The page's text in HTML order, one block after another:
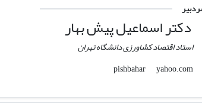
دکتر اسماعیل پیش بهار
استاد اقتصاد کشاورزی دانشگاه تهران
pishbahar
yahoo.com